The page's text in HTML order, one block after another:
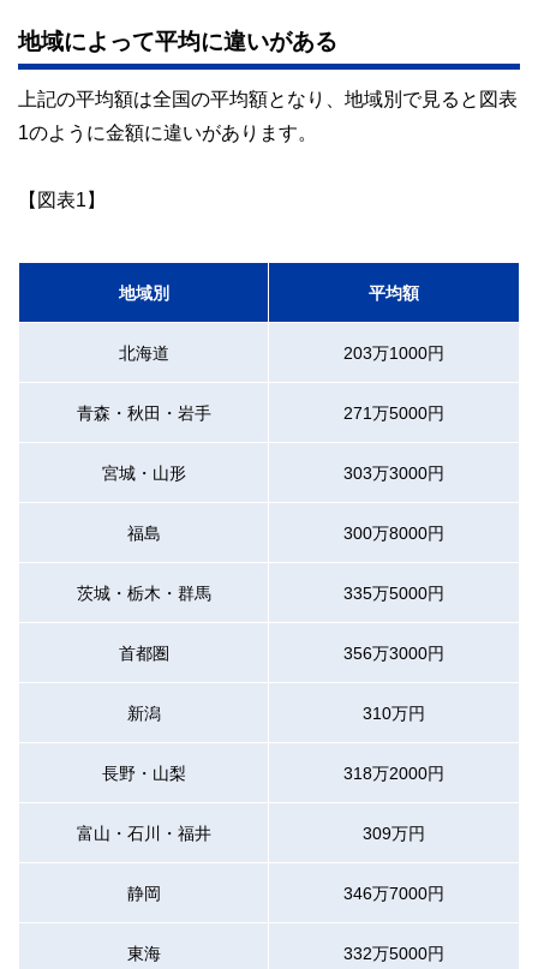
地域によって平均に違いがある
上記の平均額は全国の平均額となり、地域別で見ると図表
1のように金額に違いがあります。
【図表1】
地域別 平均額
北海道 203万1000円
青森・秋田・岩手 271万5000円
宮城・山形 303万3000円
福島 300万8000円
茨城・栃木・群馬 335万5000円
首都圏 356万3000円
新潟 310万円
長野・山梨 318万2000円
富山・石川・福井 309万円
静岡 346万7000円
東海 332万5000円